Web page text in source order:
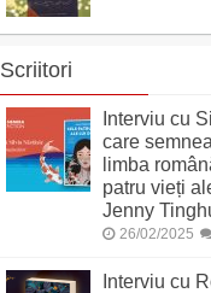
Scriitori
Interviu cu
care
limba
patru vieți
Jenny
26/02/2025
Interviu cu